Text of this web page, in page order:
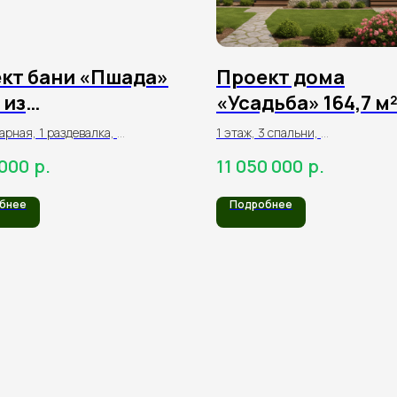
бани «Пшада»
1 раздевалка,
р.
Проект дома
«Усадьба» 164,7
бревна
1 этаж, 3 спальни,
терраса
11 050 000 р.
Подробнее